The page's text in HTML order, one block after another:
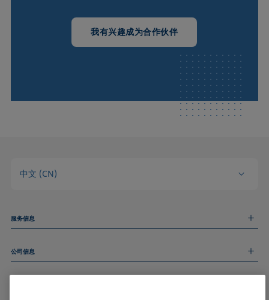
我有兴趣成为合作伙伴
中文 (CN)
服务信息
技术服务
公司信息
关于我们